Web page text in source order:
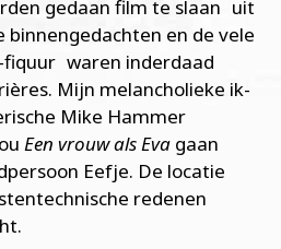
gedaan film te slaan uit
binnengedachten en de vele
waren inderdaad
Mijn melancholieke ik-
Mike Hammer
Een vrouw als Eva gaan
Eefje. De locatie
redenen